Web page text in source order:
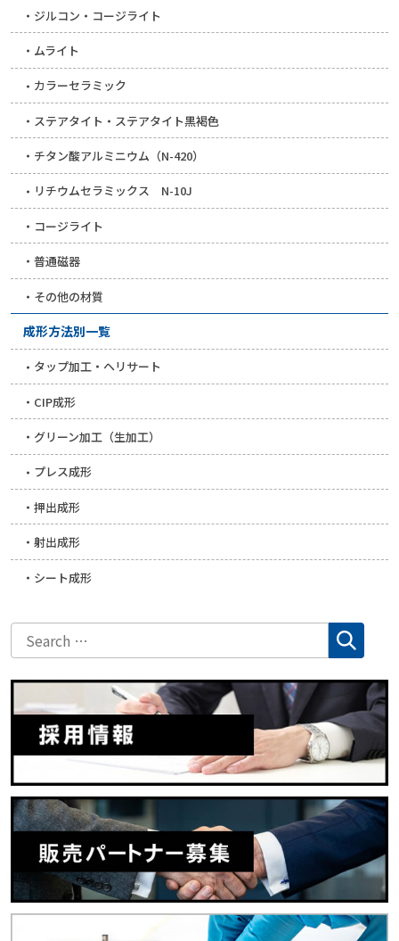
ジルコン・コージライト
ムライト
カラーセラミック
ステアタイト・ステアタイト黒褐色
チタン酸アルミニウム（N-420）
リチウムセラミックス N-10J
コージライト
普通磁器
その他の材質
成形方法別一覧
タップ加工・ヘリサート
CIP成形
グリーン加工（生加工）
プレス成形
押出成形
射出成形
シート成形